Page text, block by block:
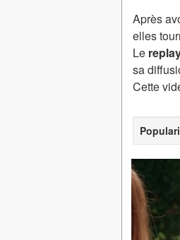
Après
elles
Le
sa
Cette